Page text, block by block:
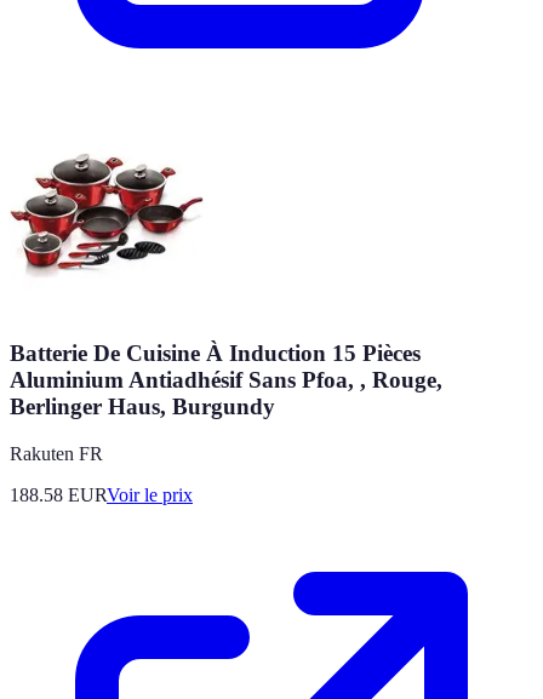
Batterie De Cuisine À Induction 15 Pièces
Aluminium Antiadhésif Sans Pfoa, , Rouge,
Berlinger Haus, Burgundy
Rakuten FR
188.58 EURVoir le prix